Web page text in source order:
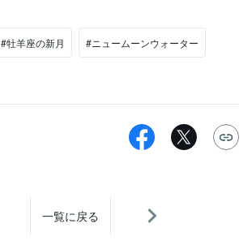
#牡羊座の新月 #ニュームーンウォーター
一覧に戻る